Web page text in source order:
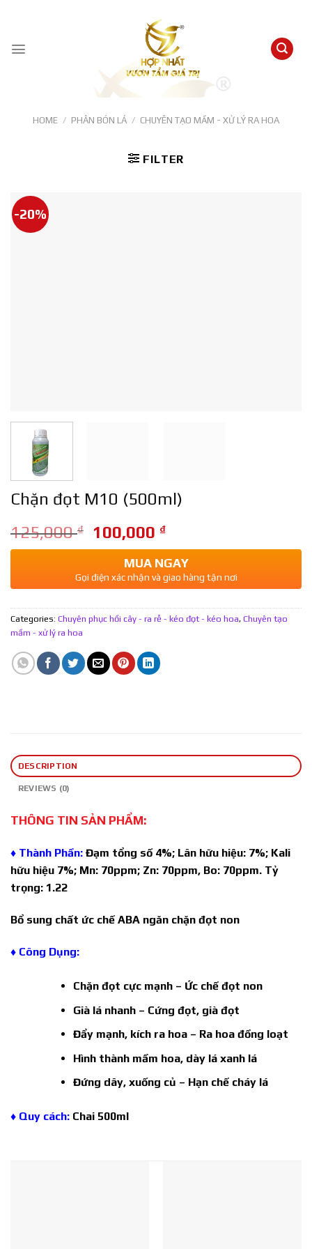
content
HOME / PHÂN BÓN LÁ / CHUYÊN TẠO MẦM - XỬ LÝ RA HOA
FILTER
-20%
Chặn đọt M10 (500ml)
125,000₫ 100,000 ₫
MUA NGAY
Gọi điện xác nhận và giao hàng tận nơi
Categories: Chuyên phục hồi cây - ra rễ - kéo đọt - kéo hoa, Chuyên tạo
mầm - xử lý ra hoa
DESCRIPTION
REVIEWS (0)
THÔNG TIN SẢN PHẨM:
♦ Thành Phần: Đạm tổng số 4%; Lân hữu hiệu: 7%; Kali
hữu hiệu 7%; Mn: 70ppm; Zn: 70ppm, Bo: 70ppm. Tỷ
trọng: 1.22
Bổ sung chất ức chế ABA ngăn chặn đọt non
♦ Công Dụng:
Chặn đọt cực mạnh – Ức chế đọt non
Già lá nhanh – Cứng đọt, già đọt
Đẩy mạnh, kích ra hoa – Ra hoa đồng loạt
Hình thành mầm hoa, dày lá xanh lá
Đứng dây, xuống củ – Hạn chế cháy lá
♦ Quy cách: Chai 500ml